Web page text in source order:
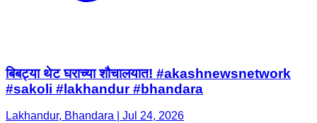
बिबट्या थेट घराच्या शौचालयात! #akashnewsnetwork
#sakoli #lakhandur #bhandara
Lakhandur, Bhandara | Jul 24, 2026